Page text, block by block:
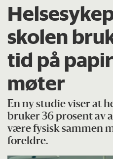
skolen
tid på
møter
En ny studie viser at
bruker 36 prosent av
være fysisk sammen
foreldre.